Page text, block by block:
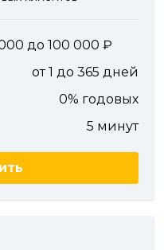
000 до 100 000
от 1 до 365 дней
0% годовых
5 минут